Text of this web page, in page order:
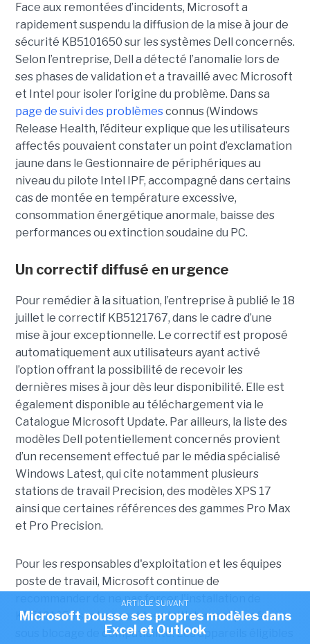
Face aux remontées d’incidents, Microsoft a
rapidement suspendu la diffusion de la mise à jour de
sécurité KB5101650 sur les systèmes Dell concernés.
Selon l’entreprise, Dell a détecté l’anomalie lors de
ses phases de validation et a travaillé avec Microsoft
et Intel pour isoler l’origine du problème. Dans sa
page de suivi des problèmesconnus (Windows
Release Health, l’éditeur explique que les utilisateurs
affectés pouvaient constater un point d’exclamation
jaune dans le Gestionnaire de périphériques au
niveau du pilote Intel IPF, accompagné dans certains
cas de montée en température excessive,
consommation énergétique anormale, baisse des
performances ou extinction soudaine du PC.
Un correctif diffusé en urgence
Pour remédier à la situation, l’entreprise à publié le 18
juillet le correctif KB5121767, dans le cadre d’une
mise à jour exceptionnelle. Le correctif est proposé
automatiquement aux utilisateurs ayant activé
l’option offrant la possibilité de recevoir les
dernières mises à jour dès leur disponibilité. Elle est
également disponible au téléchargement via le
Catalogue Microsoft Update. Par ailleurs, la liste des
modèles Dell potentiellement concernés provient
d’un recensement effectué par le média spécialisé
Windows Latest, qui cite notamment plusieurs
stations de travail Precision, des modèles XPS 17
ainsi que certaines références des gammes Pro Max
et Pro Precision.
Pour les responsables d'exploitation et les équipes
poste de travail, Microsoft continue de
recommander de ne pas forcer l'installation de
KB5101650 sur les machines initialement placées
sous blocage de compatibilité. Les appareils éligibles
ARTICLE SUIVANT
Microsoft pousse ses propres modèles dans
Excel et Outlook